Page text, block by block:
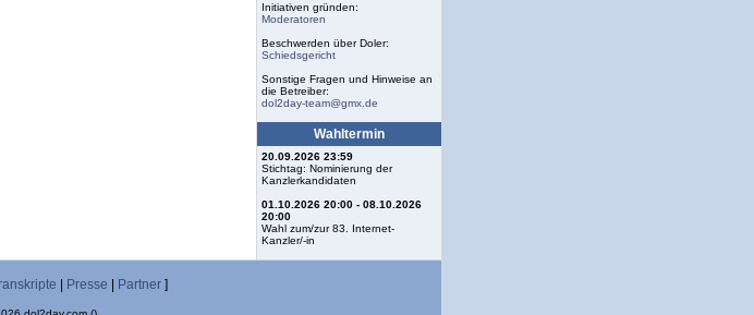
Initiativen gründen:
Moderatoren
Beschwerden über Doler:
Schiedsgericht
Sonstige Fragen und Hinweise an
die Betreiber:
dol2day-team@gmx.de
Wahltermin
20.09.2026 23:59
Stichtag: Nominierung der
Kanzlerkandidaten
01.10.2026 20:00 - 08.10.2026
20:00
Wahl zum/zur 83. Internet-
Kanzler/-in
Presse Partner ]